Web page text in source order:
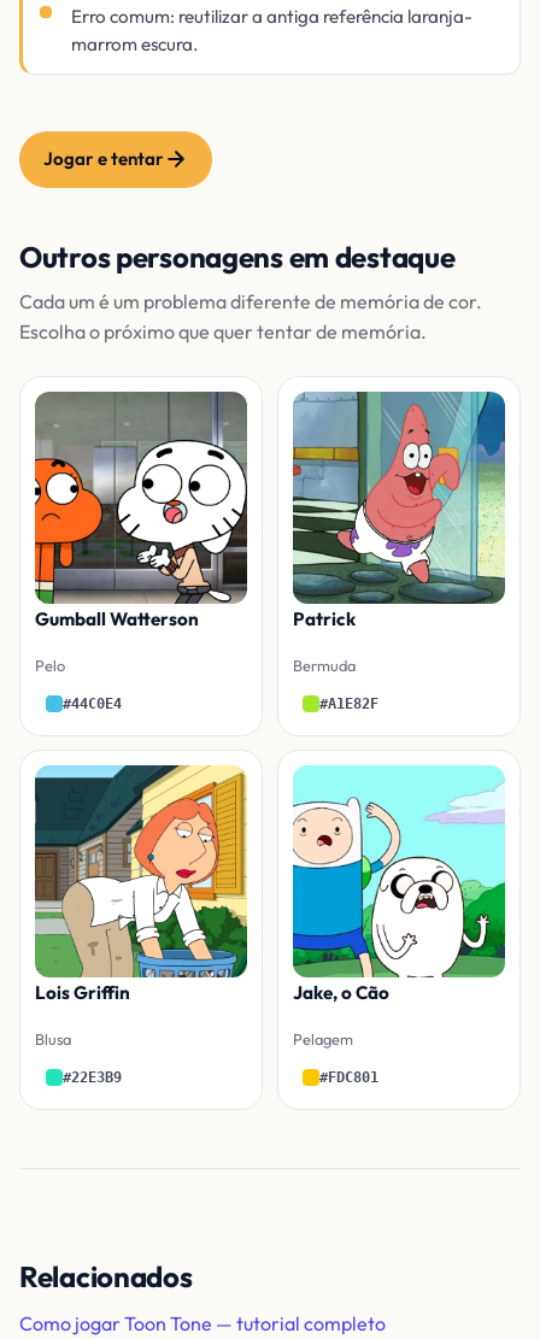
Erro comum: reutilizar a antiga referência laranja-
marrom escura.
Jogar e tentar
Outros personagens em destaque
Cada um é um problema diferente de memória de cor.
Escolha o próximo que quer tentar de memória.
Gumball Watterson
Pelo
#44C0E4
Patrick
Bermuda
#A1E82F
Lois Griffin
Blusa
#22E3B9
Jake, o Cão
Pelagem
#FDC801
Relacionados
Como jogar Toon Tone — tutorial completo